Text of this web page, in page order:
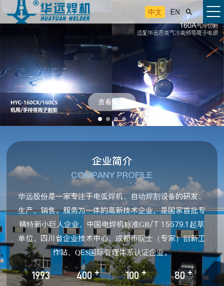
中文 EN 
查看详情
企业简介
COMPANY PROFILE
华远股份是一家专注于电弧焊机、自动焊割设备的研发、
生产、销售、服务为一体的高新技术企业，是国家首批专
精特新小巨人企业、中国电焊机标准GB/T 15579.1起草
单位、四川省企业技术中心、成都市院士（专家）创新工
作站、QES国际管理体系认证企业。
1993 400 + 100 + 80 +